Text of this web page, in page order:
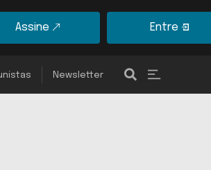
Assine Entre
Newsletter